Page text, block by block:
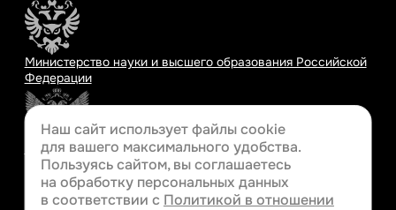
Министерство науки и высшего образования Российской
Федерации
Министерство просвещения Российской Федерации
Наш сайт использует файлы cookie
для вашего максимального удобства.
Пользуясь сайтом, вы соглашаетесь
на обработку персональных данных
в соответствии с Политикой в отношении